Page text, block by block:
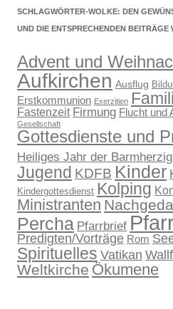
SCHLAGWÖRTER-WOLKE: DEN
UND DIE ENTSPRECHENDEN BEITRÄGE
Advent und
Aufkirchen Ausflug
Erstkommunion Exerzitien
Fastenzeit Firmung Flucht und
Gesellschaft
Gottesdienste und
Heiliges Jahr der
Jugend KDFB Kinder
Kindergottesdienst Kolping
Ministranten
Percha Pfarrbrief
Predigten/Vorträge Rom
Spirituelles Vatikan
Weltkirche Ökumene